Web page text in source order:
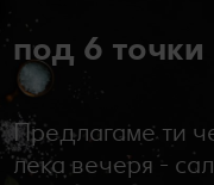
под 6 точки
Предлагаме ти
лека вечеря -